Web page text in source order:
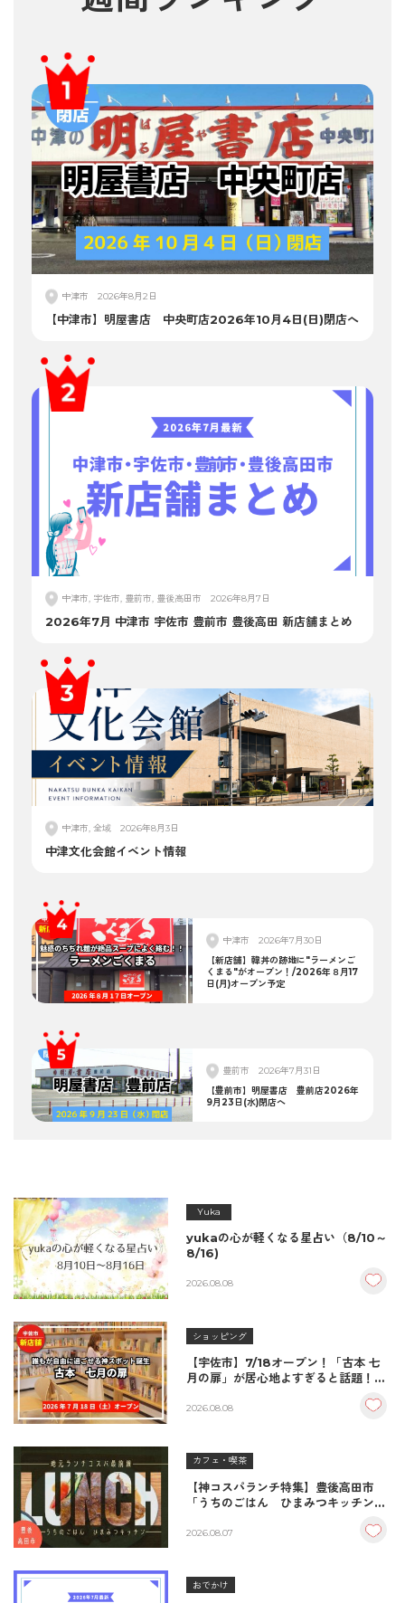
中津市 2026年8月2日
【中津市】明屋書店 中央町店2026年10月4日(日)閉店へ
中津市, 宇佐市, 豊前市, 豊後高田市 2026年8月7日
2026年7月 中津市 宇佐市 豊前市 豊後高田 新店舗まとめ
中津市, 全域 2026年8月3日
中津文化会館イベント情報
中津市
2026年7月30日
【新店舗】韓丼の跡地に"ラーメンご
くまる"がオープン！/2026年８月17
日(月)オープン予定
豊前市
2026年7月31日
【豊前市】明屋書店 豊前店2026年
9月23日(水)閉店へ
Yuka
yukaの心が軽くなる星占い（8/10～
8/16)
2026.08.08
ショッピング
【宇佐市】7/18オープン！「古本 七
月の扉」が居心地よすぎると話題！絶
至福の読書空間
2026.08.08
カフェ・喫茶
【神コスパランチ特集】豊後高田市
「うちのごはん ひまみつキッチン」
＆生姜焼き！
2026.08.07
おでかけ